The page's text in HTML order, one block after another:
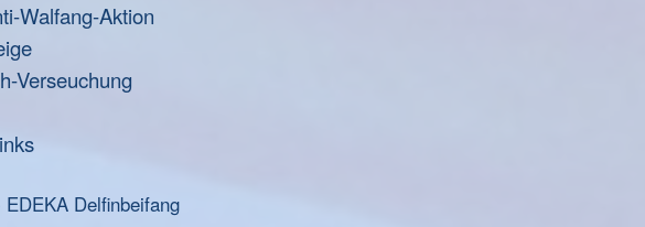
Walfang-Aktion
Verseuchung
Delfinbeifang